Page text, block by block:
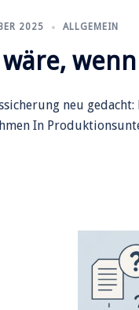
2025 ALLGEMEIN
wäre,
neu
In